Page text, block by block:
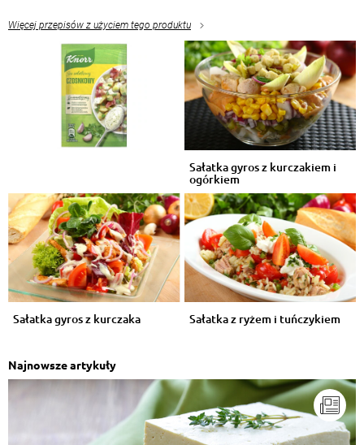
Więcej przepisów z użyciem tego produktu
Sałatka gyros z kurczakiem i
ogórkiem
Sałatka gyros z kurczaka Sałatka z ryżem i tuńczykiem
Najnowsze artykuły